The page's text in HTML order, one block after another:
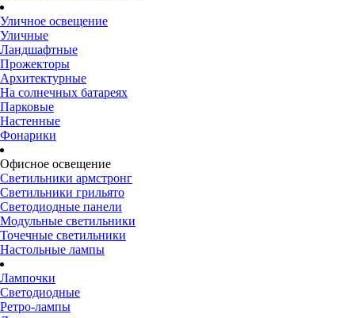
Уличное освещение
Уличные
Ландшафтные
Прожекторы
Архитектурные
На солнечных батареях
Парковые
Настенные
Фонарики
Офисное освещение
Светильники армстронг
Светильники грильято
Светодиодные панели
Модульные светильники
Точечные светильники
Настольные лампы
Лампочки
Светодиодные
Ретро-лампы